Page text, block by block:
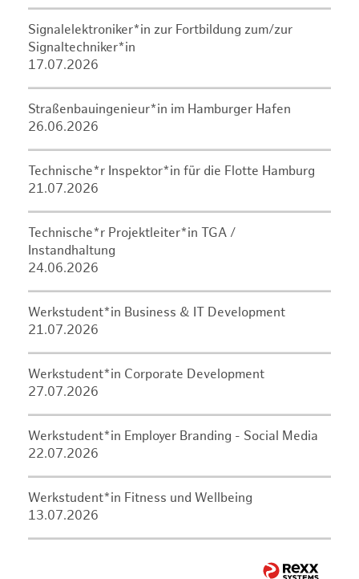
Signalelektroniker*in zur Fortbildung zum/zur
Signaltechniker*in
17.07.2026
Straßenbauingenieur*in im Hamburger Hafen
26.06.2026
Technische*r Inspektor*in für die Flotte Hamburg
21.07.2026
Technische*r Projektleiter*in TGA /
Instandhaltung
24.06.2026
Werkstudent*in Business & IT Development
21.07.2026
Werkstudent*in Corporate Development
27.07.2026
Werkstudent*in Employer Branding - Social Media
22.07.2026
Werkstudent*in Fitness und Wellbeing
13.07.2026